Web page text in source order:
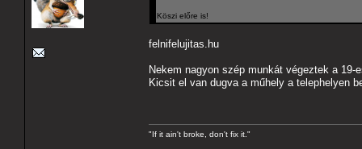
Köszi előre is!
felnifelujitas.hu
Nekem nagyon szép munkát végeztek a 19-
Kicsit el van dugva a műhely a telephelyen
"If it ain't broke, don't fix it."